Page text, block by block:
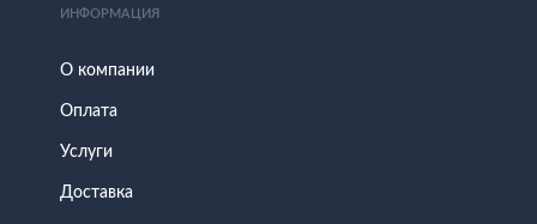
ИНФОРМАЦИЯ
О компании
Оплата
Услуги
Доставка